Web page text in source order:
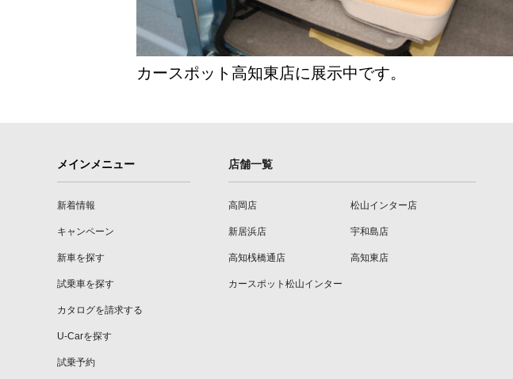
カースポット高知東店に展示中です。
メインメニュー
新着情報
キャンペーン
新車を探す
試乗車を探す
カタログを請求する
U-Carを探す
試乗予約
店舗一覧
高岡店 松山インター店
新居浜店 宇和島店
高知桟橋通店 高知東店
カースポット松山インター